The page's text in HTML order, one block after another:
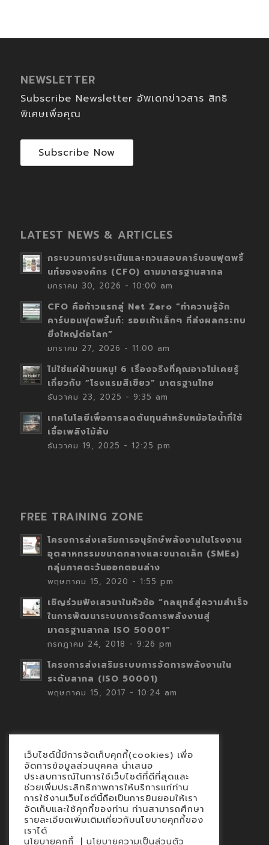
NEWSLETTER
Subscribe Newsletter อัพเดทข่าวสาร สิทธิ
พิเศษเพื่อคุณ
Subscribe Now
LATEST NEWS & ARTICLES
กระบวนการประเมินและทวนสอบคาร์บอนฟุตพริ้
นท์ขององค์กร (CFO) ตามมาตรฐานสากล
มกราคม 30, 2026 - 10:00 am
CFO คือก้าวแรกสู่ Net Zero “ทำความรู้จัก
คาร์บอนฟุตพริ้นท์: รอยเท้าเล็กๆ ที่ส่งผลกระทบ
ยิ่งใหญ่ต่อโลก”
มกราคม 27, 2026 - 11:00 am
ไม่ใช่แค่ผ้าขนหนู! 6 เรื่องจริงที่คุณอาจไม่เคยรู้
เกี่ยวกับ “โรงแรมสีเขียว” มาตรฐานไทย
ธันวาคม 23, 2025 - 9:35 am
เทคโนโลยีเพื่อการลดต้นทุนสำหรับหม้อไอน้ำที่ใช้
เชื้อเพลิงไม้สับ
ธันวาคม 19, 2025 - 12:25 pm
FREE TRAINING ZONE
โครงการส่งเสริมการอนุรักษ์พลังงานในโรงงาน
อุตสาหกรรมขนาดกลางและขนาดเล็ก (SMEs)
กลุ่มภาคตะวันออกตอนล่าง
พฤษภาคม 15, 2020 - 1:55 pm
เชิญร่วมฟังเสวนาในหัวข้อ “กลยุทธ์สู่ความสำเร็จ
ในการพัฒนาระบบการจัดการพลังงานสู่
มาตรฐานสากล ISO 50001”
กรกฎาคม 24, 2018 - 9:26 pm
โครงการส่งเสริมระบบการจัดการพลังงานใน
ระดับสากล (ISO 50001)
พฤษภาคม 15, 2017 - 10:24 am
Contact
นโยบายคุกกี้
นโยบายข้อมูลส่วนบุคคล
เว็บไซต์นี้มีการจัดเก็บคุกกี้(cookies) เพื่อ
จัดการข้อมูลส่วนบุคคล นำเสนอ
ประสบการณ์ในการใช้เว็บไซต์ที่ดีที่สุดและ
ช่วยเพิ่มประสิทธิภาพการให้บริการแก่ท่าน
การใช้งานเว็บไซต์นี้ถือเป็นการยินยอมให้เรา
จัดเก็บและใช้คุกกี้ของท่าน ท่านสามารถศึกษา
รายละเอียดเพิ่มเติมเกี่ยวกับนโยบายคุกกี้ของ
เราได้
นโยบายคุกกี้ | นโยบายความเป็นส่วนตัว